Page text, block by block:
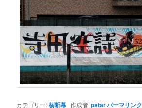
カテゴリー:横断幕 作成者:pstarパーマリンク